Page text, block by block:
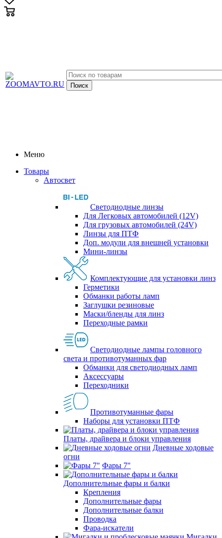
Меню
Товары
Автосвет
Светодиодные линзы
Для Легковых автомобилей (12V)
Для грузовых автомобилей (24V)
Линзы для ПТФ
Доп. модули для внешней установки
Мини-линзы
Комплектующие для установки линз
Герметики
Обманки работы ламп
Заглушки резиновые
Маски/бленды для линз
Переходные рамки
Светодиодные лампы головного
света и противотуманных фар
Обманки для светодиодных ламп
Аксессуары
Переходники
Противотуманные фары
Наборы для установки ПТФ
Платы, драйвера и блоки управления
Дневные ходовые
огни
Фары 7"
Дополнительные фары и балки
Крепления
Дополнительные фары
Дополнительные балки
Проводка
Фара-искатели